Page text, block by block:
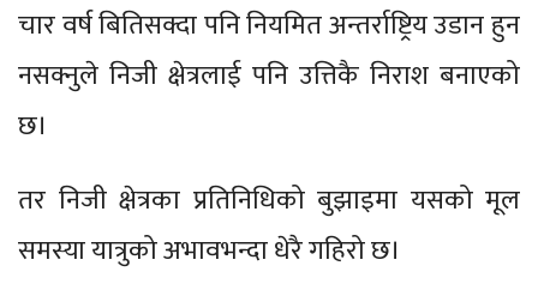
चार वर्ष बितिसक्दा पनि नियमित अन्तर्राष्ट्रिय उडान हुन
नसक्नुले निजी क्षेत्रलाई पनि उत्तिकै निराश बनाएको
छ।
तर निजी क्षेत्रका प्रतिनिधिको बुझाइमा यसको मूल
समस्या यात्रुको अभावभन्दा धेरै गहिरो छ।